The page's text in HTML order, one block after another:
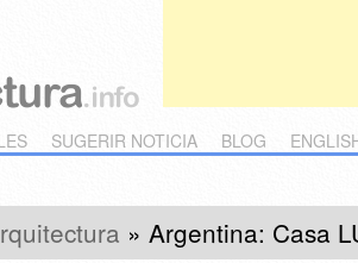
SUGERIR NOTICIA BLOG
» Argentina: Casa